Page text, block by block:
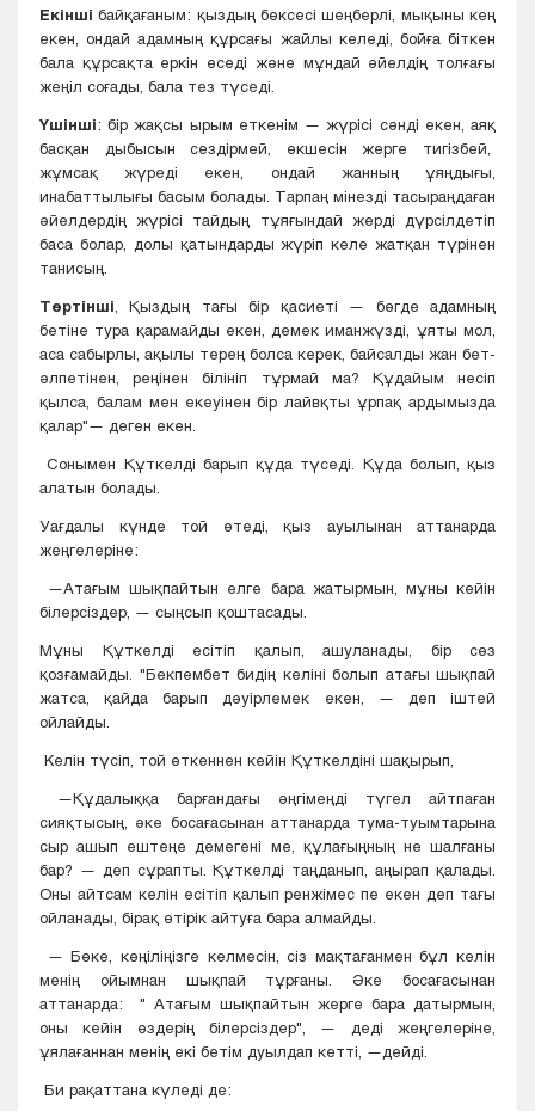
Екінші байқағаным: қыздың бөксесі шеңберлі, мықыны кең
екен, ондай адамның құрсағы жайлы келеді, бойға біткен
бала құрсақта еркін өседі және мұндай әйелдің толғағы
жеңіл соғады, бала тез түседі.
Үшінші: бір жақсы ырым еткенім — жүрісі сәнді екен, аяқ
басқан дыбысын сездірмей, өкшесін жерге тигізбей,
жұмсақ жүреді екен, ондай жанның ұяңдығы,
инабаттылығы басым болады. Тарпаң мінезді тасыраңдаған
әйелдердің жүрісі тайдың тұяғындай жерді дүрсілдетіп
баса болар, долы қатындарды жүріп келе жатқан түрінен
танисың.
Төртінші , Қыздың тағы бір қасиеті — бөгде адамның
бетіне тура қарамайды екен, демек иманжүзді, ұяты мол,
аса сабырлы, ақылы терең болса керек, байсалды жан бет-
әлпетінен, реңінен білініп тұрмай ма? Құдайым несіп
қылса, балам мен екеуінен бір лайвқты ұрпақ ардымызда
қалар"— деген екен.
Сонымен Құткелді барып құда түседі. Құда болып, қыз
алатын болады.
Уағдалы күнде той өтеді, қыз ауылынан аттанарда
жеңгелеріне:
—Атағым шықпайтын елге бара жатырмын, мұны кейін
білерсіздер, — сыңсып қоштасады.
Мұны Құткелді есітіп қалып, ашуланады, бір сөз
қозғамайды. "Бекпембет бидің келіні болып атағы шықпай
жатса, қайда барып дәуірлемек екен, — деп іштей
ойлайды.
Келін түсіп, той өткеннен кейін Құткелдіні шақырып,
—Құдалыққа барғандағы әңгімеңді түгел айтпаған
сияқтысың, әке босағасынан аттанарда тума-туымтарына
сыр ашып ештеңе демегені ме, құлағыңның не шалғаны
бар? — деп сұрапты. Құткелді таңданып, аңырап қалады.
Оны айтсам келін есітіп қалып ренжімес пе екен деп тағы
ойланады, бірақ өтірік айтуға бара алмайды.
— Бөке, көңіліңізге келмесін, сіз мақтағанмен бұл келін
менің ойымнан шықпай тұрғаны. Әке босағасынан
аттанарда: " Атағым шықпайтын жерге бара датырмын,
оны кейін өздерің білерсіздер", — деді жеңгелеріне,
ұялағаннан менің екі бетім дуылдап кетті, —дейді.
Би рақаттана күледі де: